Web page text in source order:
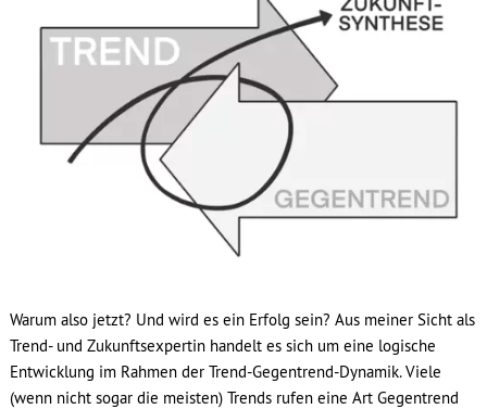
Warum also jetzt? Und wird es ein Erfolg sein? Aus meiner Sicht als
Trend- und Zukunftsexpertin handelt es sich um eine logische
Entwicklung im Rahmen der Trend-Gegentrend-Dynamik. Viele
(wenn nicht sogar die meisten) Trends rufen eine Art Gegentrend